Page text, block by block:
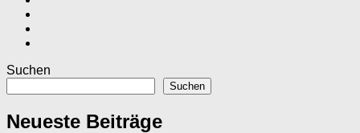
Suchen
Suchen
Neueste Beiträge